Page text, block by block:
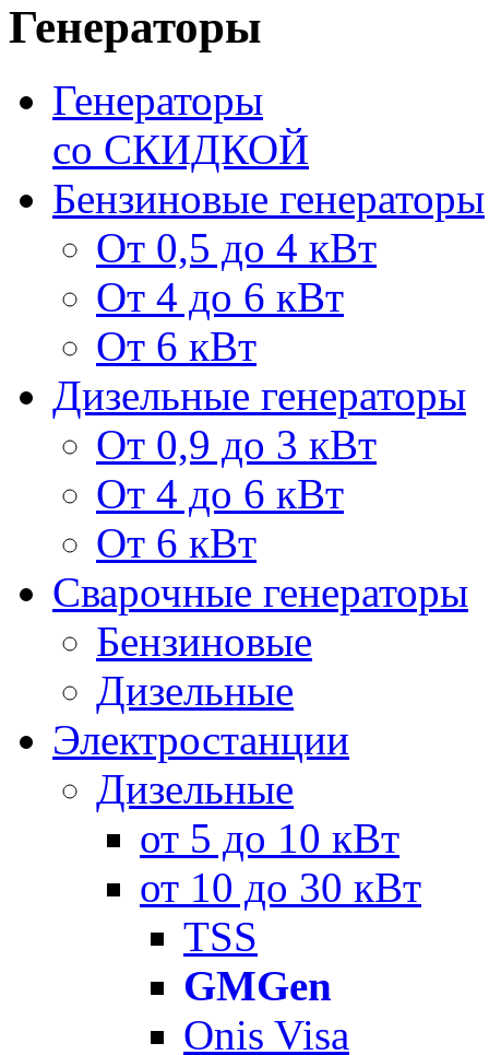
Генераторы
Генераторы
со СКИДКОЙ
Бензиновые генераторы
От 0,5 до 4 кВт
От 4 до 6 кВт
От 6 кВт
Дизельные генераторы
От 0,9 до 3 кВт
От 4 до 6 кВт
От 6 кВт
Сварочные генераторы
Бензиновые
Дизельные
Электростанции
Дизельные
от 5 до 10 кВт
от 10 до 30 кВт
TSS
GMGen
Onis Visa